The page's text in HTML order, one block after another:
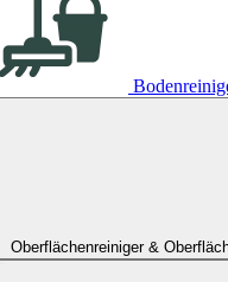
Oberflächenreiniger &